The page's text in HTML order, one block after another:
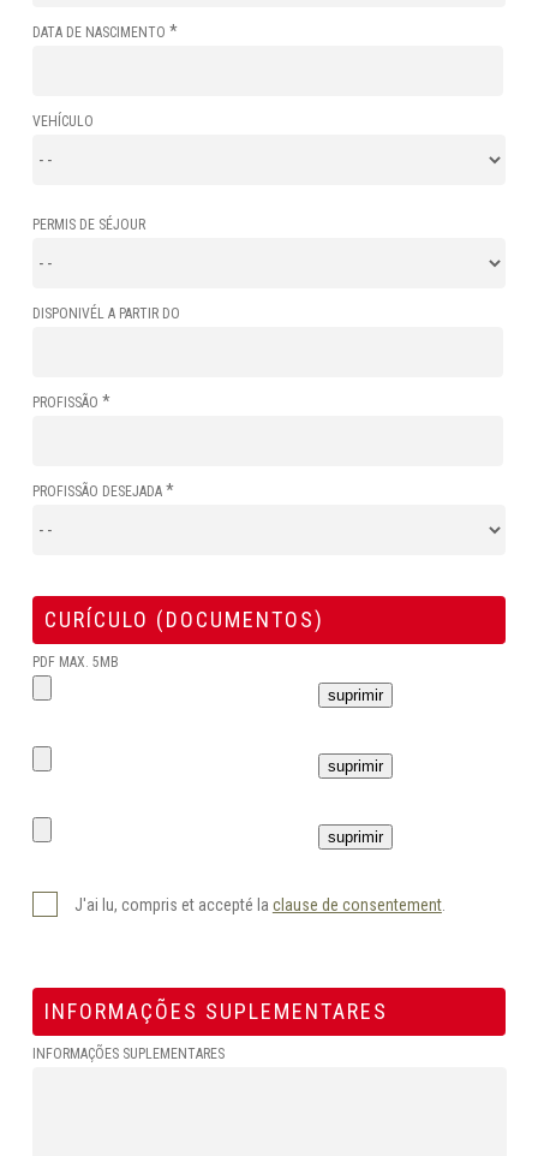
DATA DE NASCIMENTO *
VEHÍCULO
PERMIS DE SÉJOUR
DISPONIVÉL A PARTIR DO
PROFISSÃO *
PROFISSÃO DESEJADA *
CURÍCULO (DOCUMENTOS)
PDF MAX. 5MB
suprimir
suprimir
suprimir
J'ai lu, compris et accepté la clause de consentement.
INFORMAÇÕES SUPLEMENTARES
INFORMAÇÕES SUPLEMENTARES